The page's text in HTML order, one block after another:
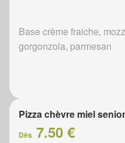
Base crème fraiche,
gorgonzola, parmesan
Pizza chèvre miel senior
Dès 7.50 €